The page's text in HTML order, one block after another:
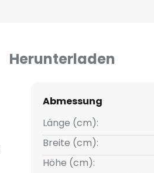
Herunterladen
Abmessung
Länge (cm):
Breite (cm):
Höhe (cm):